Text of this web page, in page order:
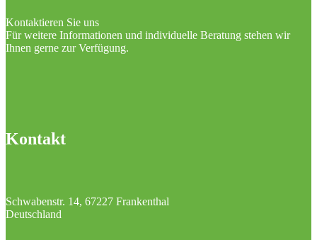
Kontaktieren Sie uns
Für weitere Informationen und individuelle Beratung stehen wir
Ihnen gerne zur Verfügung.
Kontakt
Schwabenstr. 14, 67227 Frankenthal
Deutschland